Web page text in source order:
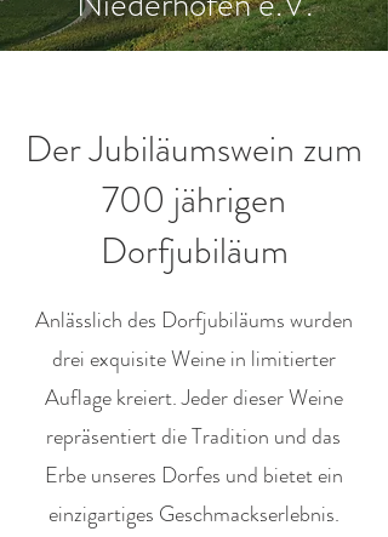
Der Jubiläumswein zum
700 jährigen
Dorfjubiläum
Anlässlich des Dorfjubiläums wurden
drei exquisite Weine in limitierter
Auflage kreiert. Jeder dieser Weine
repräsentiert die Tradition und das
Erbe unseres Dorfes und bietet ein
einzigartiges Geschmackserlebnis.